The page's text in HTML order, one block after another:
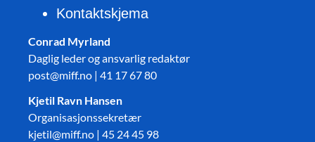
Kontaktskjema
Conrad Myrland
Daglig leder og ansvarlig redaktør
post@miff.no | 41 17 67 80
Kjetil Ravn Hansen
Organisasjonssekretær
kjetil@miff.no | 45 24 45 98